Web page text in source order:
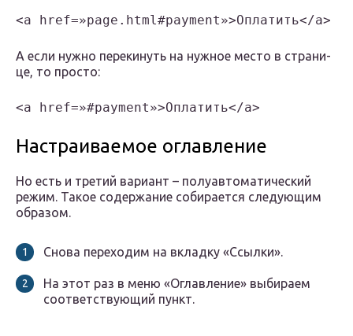
<a href=»page.html#payment»>Оплатить</a>
А если нуж­но пере­ки­нуть на нуж­ное место в стра­ни­
це, то просто:
<a href=»#payment»>Оплатить</a>
Настраиваемое оглавление
Но есть и третий вариант – полуавтоматический
режим. Такое содержание собирается следующим
образом.
Снова переходим на вкладку «Ссылки».
На этот раз в меню «Оглавление» выбираем
соответствующий пункт.